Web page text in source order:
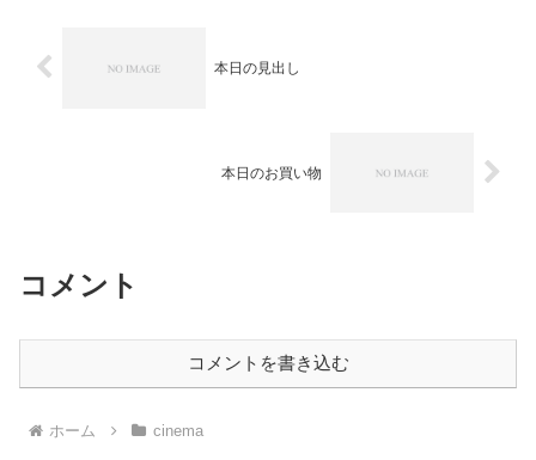
本日の見出し
本日のお買い物
コメント
コメントを書き込む
ホーム cinema